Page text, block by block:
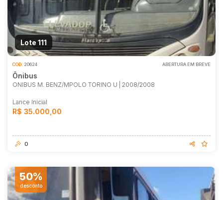
Lote 111
COD. 20624 ABERTURA EM BREVE
Ônibus
ONIBUS M. BENZ/MPOLO TORINO U | 2008/2008
Lance Inicial
R$ 35.000,00
0
50%
desconto